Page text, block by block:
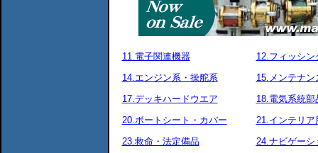
11.電子関連機器
12.フィッシン
14.エンジン系・操舵系
15.メンテナン
17.デッキハードウエア
18.電気系統部
20.ボートシート・カバー
21.インテリア
23.救命・法定備品
24.ナビゲーシ